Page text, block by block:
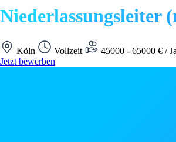
Niederlassungsleiter
Köln Vollzeit 45000 - 65000 € /
Jetzt bewerben